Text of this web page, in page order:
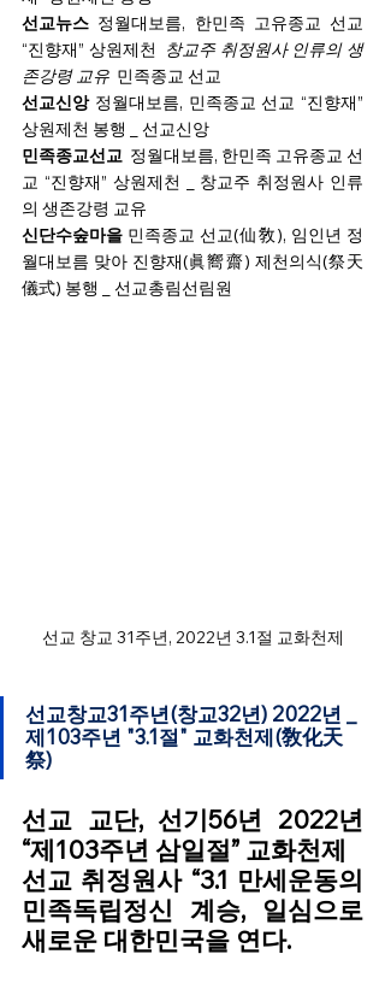
선교뉴스 정월대보름, 한민족 고유종교 선교
“진향재” 상원제천
창교주 취정원사 인류의 생
존강령 교유 민족종교 선교
선교신앙 정월대보름, 민족종교 선교 “진향재”
상원제천 봉행 _ 선교신앙
민족종교선교 정월대보름, 한민족 고유종교 선
교 “진향재” 상원제천 _ 창교주 취정원사 인류
의 생존강령 교유
신단수숲마을 민족종교 선교(仙敎), 임인년 정
월대보름 맞아 진향재(眞嚮齋) 제천의식(祭天
儀式) 봉행 _ 선교총림선림원
선교 창교 31주년, 2022년 3.1절 교화천제
선교창교31주년(창교32년) 2022년 _
제103주년 "3.1절" 교화천제(敎化天
祭)
선교 교단, 선기56년 2022년
“제103주년 삼일절” 교화천제
선교 취정원사 “3.1 만세운동의
민족독립정신 계승, 일심으로
새로운 대한민국을 연다.